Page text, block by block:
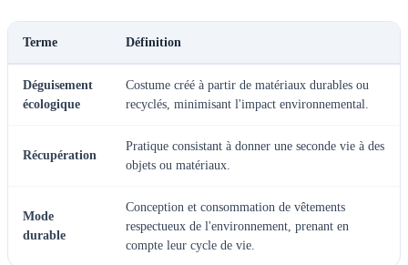
Terme Définition
Déguisement
écologique
Costume créé à partir de matériaux durables ou
recyclés, minimisant l'impact environnemental.
Récupération
Pratique consistant à donner une seconde vie à des
objets ou matériaux.
Mode
durable
Conception et consommation de vêtements
respectueux de l'environnement, prenant en
compte leur cycle de vie.